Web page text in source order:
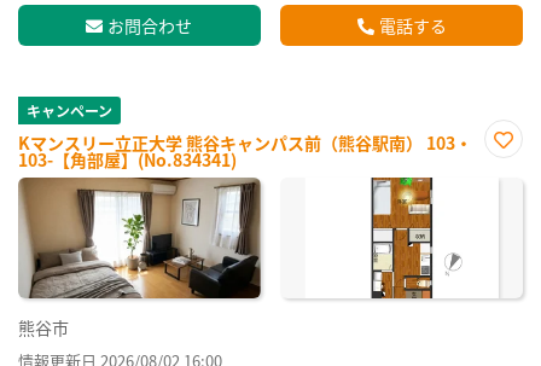
お問合わせ 電話する
キャンペーン
Kマンスリー立正大学 熊谷キャンパス前（熊谷駅南） 103・
103-【角部屋】(No.834341)
に入
熊谷市
情報更新日 2026/08/02 16:00